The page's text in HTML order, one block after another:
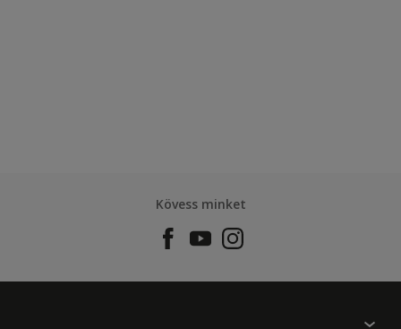
Kövess minket